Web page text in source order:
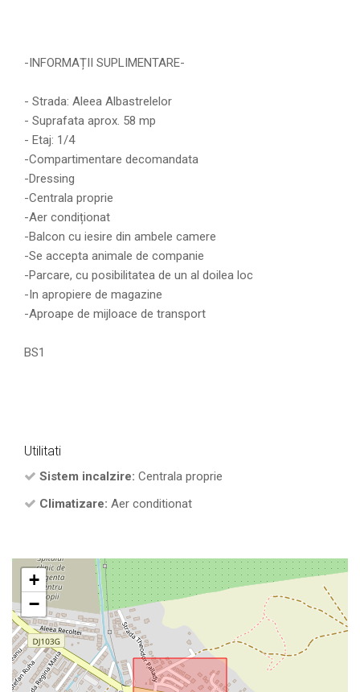
-INFORMAȚII SUPLIMENTARE-
- Strada: Aleea Albastrelelor
- Suprafata aprox. 58 mp
- Etaj: 1/4
-Compartimentare decomandata
-Dressing
-Centrala proprie
-Aer condiționat
-Balcon cu iesire din ambele camere
-Se accepta animale de companie
-Parcare, cu posibilitatea de un al doilea loc
-In apropiere de magazine
-Aproape de mijloace de transport
BS1
Utilitati
Sistem incalzire: Centrala proprie
Climatizare: Aer conditionat
+
−